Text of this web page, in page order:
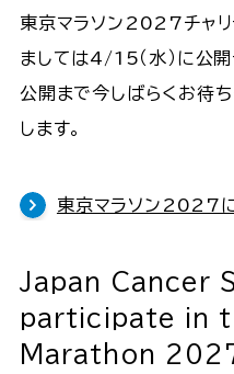
東京マラソン2027チャリ
ましては4/15（水）に公開
公開まで今しばらくお待
します。
東京マラソン2027
Japan Cancer
participate in
Marathon